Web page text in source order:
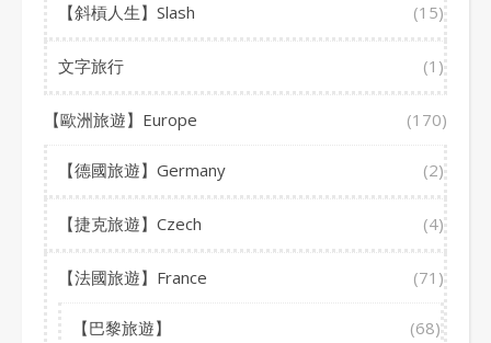
【斜槓人生】Slash (15)
文字旅行 (1)
【歐洲旅遊】Europe (170)
【德國旅遊】Germany (2)
【捷克旅遊】Czech (4)
【法國旅遊】France (71)
【巴黎旅遊】 (68)